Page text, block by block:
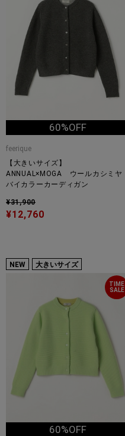
60%OFF
feerique
【大きいサイズ】
ANNUAL×MOGA ウールカシミヤ
バイカラーカーディガン
¥31,900
¥12,760
NEW 大きいサイズ
TIME
SALE
60%OFF